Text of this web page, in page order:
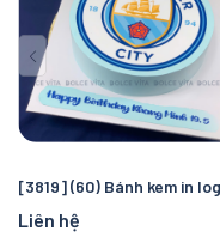
Liên hệ